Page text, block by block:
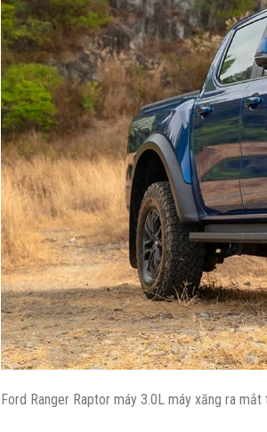
Ford Ranger Raptor máy 3.0L máy xăng ra